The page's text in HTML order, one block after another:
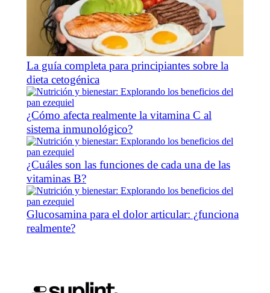
La guía completa para principiantes sobre la
dieta cetogénica
¿Cómo afecta realmente la vitamina C al
sistema inmunológico?
¿Cuáles son las funciones de cada una de las
vitaminas B?
Glucosamina para el dolor articular: ¿funciona
realmente?